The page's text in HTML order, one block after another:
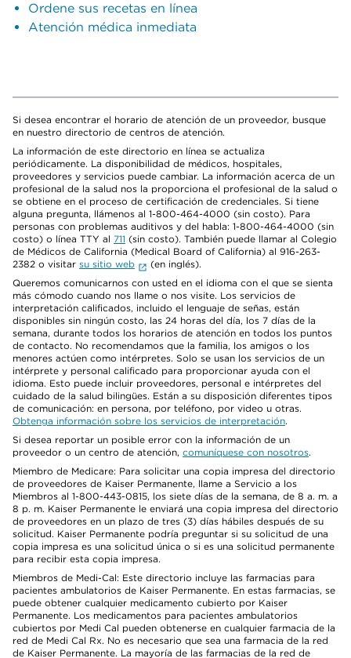
Ordene sus recetas en línea
Atención médica inmediata
Si desea encontrar el horario de atención de un proveedor, busque
en nuestro directorio de centros de atención.
La información de este directorio en línea se actualiza
periódicamente. La disponibilidad de médicos, hospitales,
proveedores y servicios puede cambiar. La información acerca de un
profesional de la salud nos la proporciona el profesional de la salud o
se obtiene en el proceso de certificación de credenciales. Si tiene
alguna pregunta, llámenos al 1-800-464-4000 (sin costo). Para
personas con problemas auditivos y del habla: 1-800-464-4000 (sin
costo) o línea TTY al 711 (sin costo). También puede llamar al Colegio
de Médicos de California (Medical Board of California) al 916-263-
2382 o visitar su sitio web
(en inglés).
Queremos comunicarnos con usted en el idioma con el que se sienta
más cómodo cuando nos llame o nos visite. Los servicios de
interpretación calificados, incluido el lenguaje de señas, están
disponibles sin ningún costo, las 24 horas del día, los 7 días de la
semana, durante todos los horarios de atención en todos los puntos
de contacto. No recomendamos que la familia, los amigos o los
menores actúen como intérpretes. Solo se usan los servicios de un
intérprete y personal calificado para proporcionar ayuda con el
idioma. Esto puede incluir proveedores, personal e intérpretes del
cuidado de la salud bilingües. Están a su disposición diferentes tipos
de comunicación: en persona, por teléfono, por video u otras.
Obtenga información sobre los servicios de interpretación.
Si desea reportar un posible error con la información de un
proveedor o un centro de atención, comuníquese con nosotros.
Miembro de Medicare: Para solicitar una copia impresa del directorio
de proveedores de Kaiser Permanente, llame a Servicio a los
Miembros al 1-800-443-0815, los siete días de la semana, de 8 a. m. a
8 p. m. Kaiser Permanente le enviará una copia impresa del directorio
de proveedores en un plazo de tres (3) días hábiles después de su
solicitud. Kaiser Permanente podría preguntar si su solicitud de una
copia impresa es una solicitud única o si es una solicitud permanente
para recibir esta copia impresa.
Miembros de Medi-Cal: Este directorio incluye las farmacias para
pacientes ambulatorios de Kaiser Permanente. En estas farmacias, se
puede obtener cualquier medicamento cubierto por Kaiser
Permanente. Los medicamentos para pacientes ambulatorios
cubiertos por Medi Cal pueden obtenerse en cualquier farmacia de la
red de Medi Cal Rx. No es necesario que sea una farmacia de la red
de Kaiser Permanente. La mayoría de las farmacias de la red de